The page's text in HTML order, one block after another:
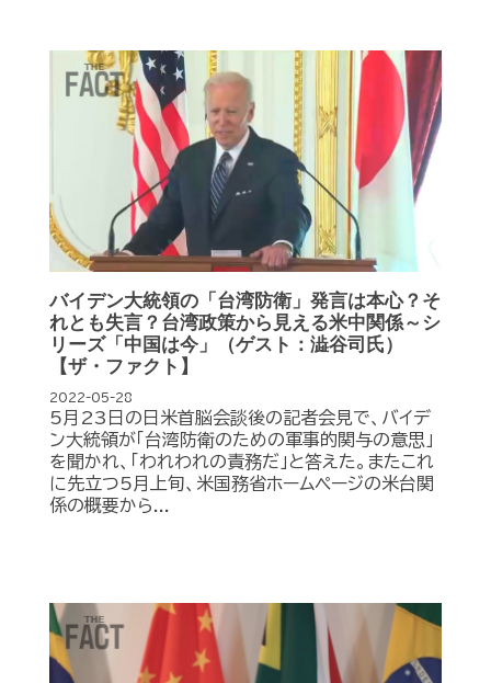
バイデン大統領の「台湾防衛」発言は本心？そ
れとも失言？台湾政策から見える米中関係～シ
リーズ「中国は今」（ゲスト：澁谷司氏）
【ザ・ファクト】
2022-05-28
5月23日の日米首脳会談後の記者会見で、バイデ
ン大統領が「台湾防衛のための軍事的関与の意思」
を聞かれ、「われわれの責務だ」と答えた。またこれ
に先立つ5月上旬、米国務省ホームページの米台関
係の概要から...